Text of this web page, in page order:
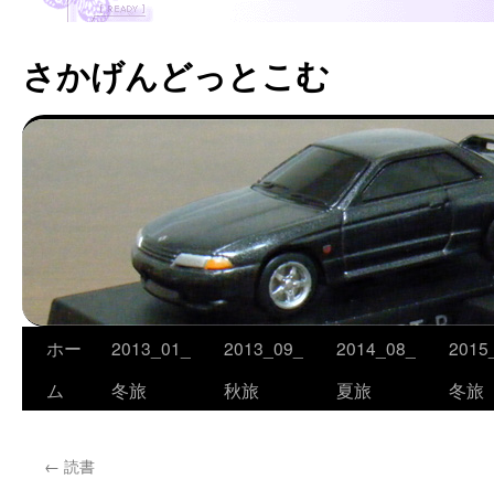
さかげんどっとこむ
コ
ン
ホー
ム
2013_01_
冬旅
2013_09_
秋旅
2014_08_
夏旅
冬旅
← 読書